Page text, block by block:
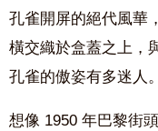
孔雀開屏的絕代風華
橫交織於盒蓋之上，
孔雀的傲姿有多迷人。
想像 1950 年巴黎街